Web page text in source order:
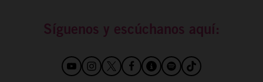
Síguenos y escúchanos aquí: